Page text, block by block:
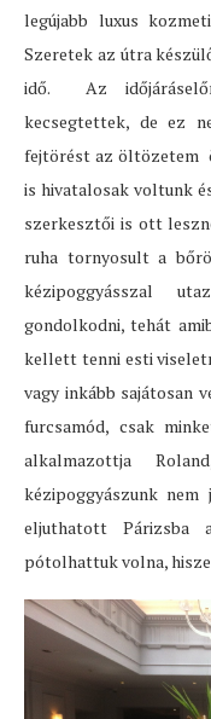
legújabb luxus
Szeretek az útra
idő. Az
kecsegtettek, de ez
fejtörést az öltözetem
is hivatalosak voltunk
szerkesztői is ott
ruha tornyosult a
kézipoggyásszal
gondolkodni, tehát
kellett tenni esti
vagy inkább sajátosan
furcsamód, csak
alkalmazottja
kézipoggyászunk
eljuthatott Párizsba
pótolhattuk volna,